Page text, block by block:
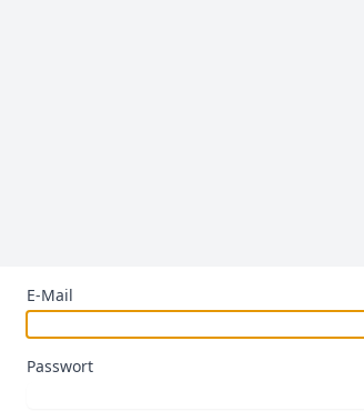
E-Mail
Passwort